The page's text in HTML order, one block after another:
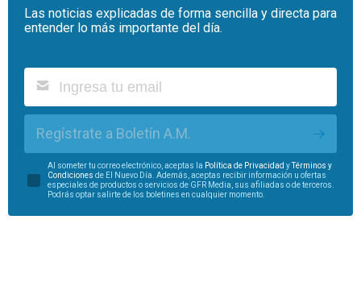
Las noticias explicadas de forma sencilla y directa para
entender lo más importante del día.
Regístrate a Boletín A.M.
Al someter tu correo electrónico, aceptas la Política de Privacidad yTérminos y
Condiciones de El Nuevo Día. Además, aceptas recibir información u ofertas
especiales de productos o servicios de GFR Media, sus afiliadas o de terceros.
Podrás optar salirte de los boletines en cualquier momento.